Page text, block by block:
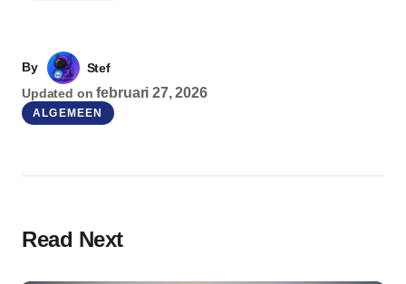
By
Stef
Updated on februari 27, 2026
ALGEMEEN
Read Next